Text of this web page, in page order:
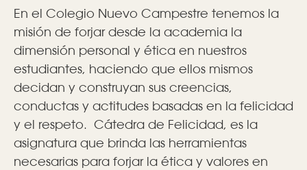
En el Colegio Nuevo Campestre tenemos la
misión de forjar desde la academia la
dimensión personal y ética en nuestros
estudiantes, haciendo que ellos mismos
decidan y construyan sus creencias,
conductas y actitudes basadas en la felicidad
y el respeto. Cátedra de Felicidad, es la
asignatura que brinda las herramientas
necesarias para forjar la ética y valores en